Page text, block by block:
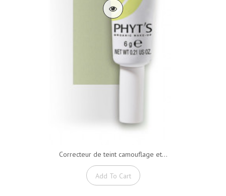
Correcteur de teint camouflage et...
Add To Cart